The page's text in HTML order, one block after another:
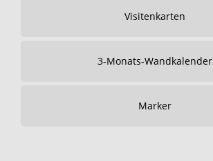
Visitenkarten
3-Monats-Wandkalender
Marker